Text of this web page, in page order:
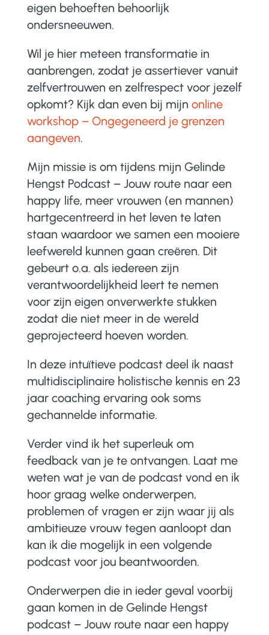
eigen behoeften behoorlijk
ondersneeuwen.
Wil je hier meteen transformatie in
aanbrengen, zodat je assertiever vanuit
zelfvertrouwen en zelfrespect voor jezelf
opkomt? Kijk dan even bij mijn online
workshop – Ongegeneerd je grenzen
aangeven.
Mijn missie is om tijdens mijn Gelinde
Hengst Podcast – Jouw route naar een
happy life, meer vrouwen (en mannen)
hartgecentreerd in het leven te laten
staan waardoor we samen een mooiere
leefwereld kunnen gaan creëren. Dit
gebeurt o.a. als iedereen zijn
verantwoordelijkheid leert te nemen
voor zijn eigen onverwerkte stukken
zodat die niet meer in de wereld
geprojecteerd hoeven worden.
In deze intuïtieve podcast deel ik naast
multidisciplinaire holistische kennis en 23
jaar coaching ervaring ook soms
gechannelde informatie.
Verder vind ik het superleuk om
feedback van je te ontvangen. Laat me
weten wat je van de podcast vond en ik
hoor graag welke onderwerpen,
problemen of vragen er zijn waar jij als
ambitieuze vrouw tegen aanloopt dan
kan ik die mogelijk in een volgende
podcast voor jou beantwoorden.
Onderwerpen die in ieder geval voorbij
gaan komen in de Gelinde Hengst
podcast – Jouw route naar een happy